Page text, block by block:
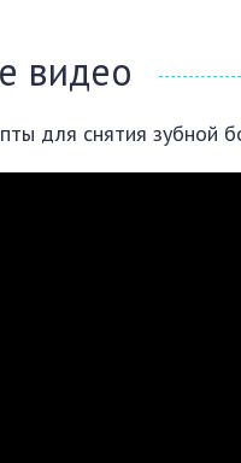
видео
для снятия зубной